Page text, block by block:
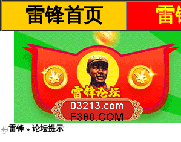
雷锋首页 雷
雷锋 » 论坛提示